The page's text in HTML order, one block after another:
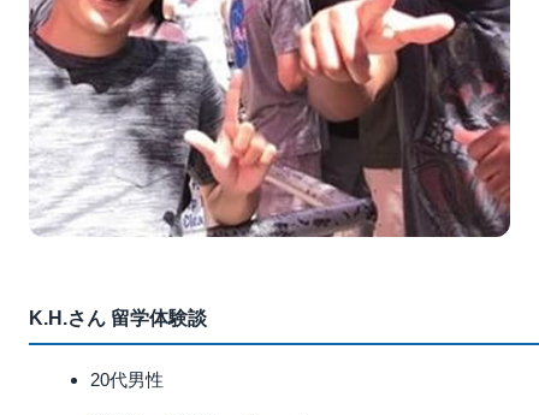
K.H.さん 留学体験談
20代男性